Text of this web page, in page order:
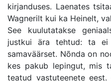
kirjanduses. Laenates
Wagnerilt kui ka Heinelt,
See kuulutatakse
justkui ära tehtud: ta ei
samaväärset. Nõnda on
kes pakub lepingut, mis
teatud vastuteenete